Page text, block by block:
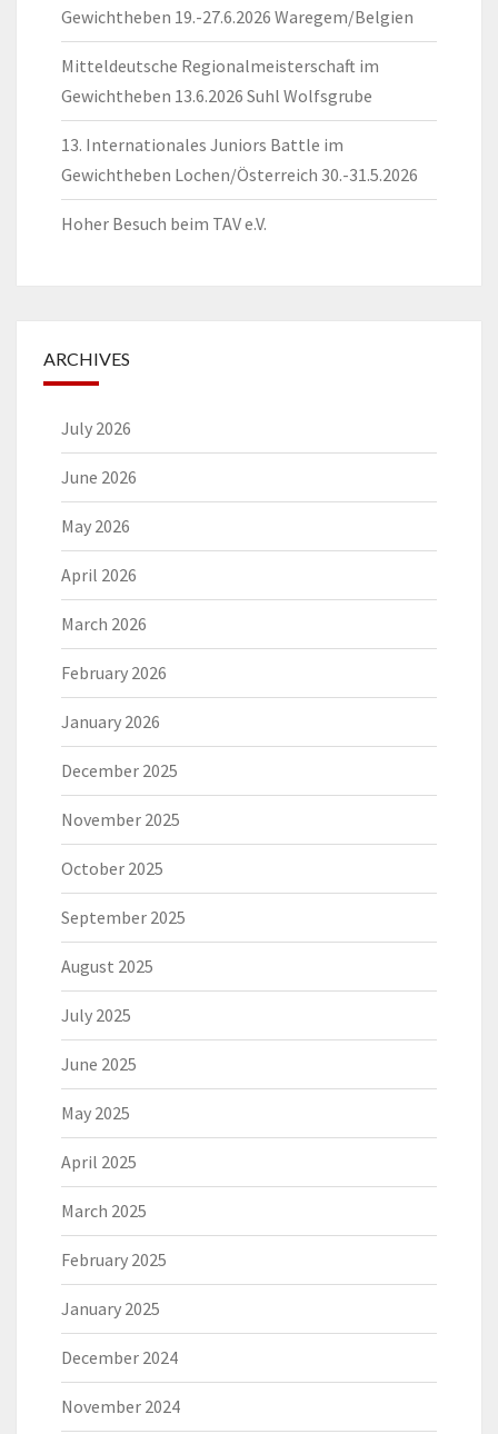
Gewichtheben 19.-27.6.2026 Waregem/Belgien
Mitteldeutsche Regionalmeisterschaft im
Gewichtheben 13.6.2026 Suhl Wolfsgrube
13. Internationales Juniors Battle im
Gewichtheben Lochen/Österreich 30.-31.5.2026
Hoher Besuch beim TAV e.V.
ARCHIVES
July 2026
June 2026
May 2026
April 2026
March 2026
February 2026
January 2026
December 2025
November 2025
October 2025
September 2025
August 2025
July 2025
June 2025
May 2025
April 2025
March 2025
February 2025
January 2025
December 2024
November 2024